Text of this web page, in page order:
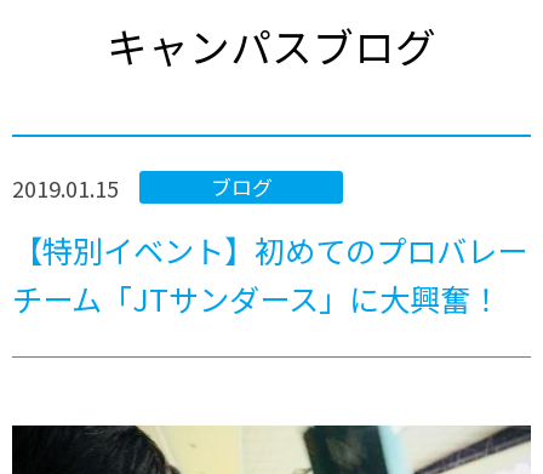
キャンパスブログ
ブログ
2019.01.15
【特別イベント】初めてのプロバレー
チーム「JTサンダース」に大興奮！